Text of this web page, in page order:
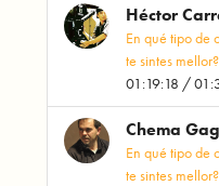
Héctor
En qué tipo de
te sintes mellor?
01:19:18 /
Chema
En qué tipo de
te sintes mellor?